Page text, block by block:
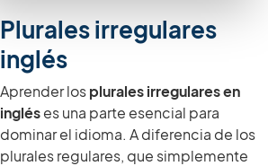
Plurales irregulares
inglés
Aprender losplurales irregulares en
ingléses una parte esencial para
dominar el idioma. A diferencia de los
plurales regulares, que simplemente